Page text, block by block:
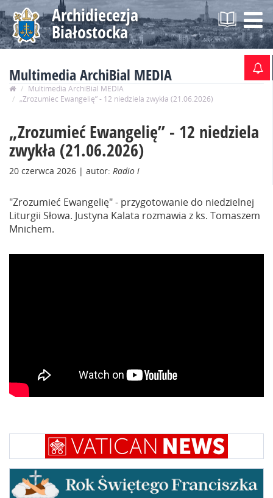
Archidiecezja
Białostocka
Multimedia ArchiBial MEDIA
Multimedia ArchiBial MEDIA
„Zrozumieć Ewangelię” - 12 niedziela zwykła (21.06.2026)
„Zrozumieć Ewangelię” - 12 niedziela
zwykła (21.06.2026)
20 czerwca 2026 | autor: Radio i
"Zrozumieć Ewangelię" - przygotowanie do niedzielnej
Liturgii Słowa. Justyna Kalata rozmawia z ks. Tomaszem
Mnichem.